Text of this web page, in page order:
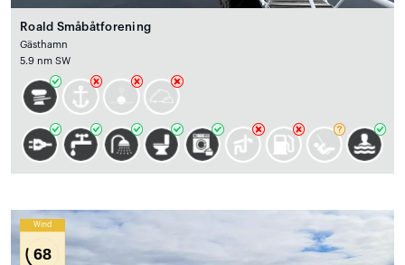
Roald Småbåtforening
Gästhamn
5.9 nm SW
Wind
68